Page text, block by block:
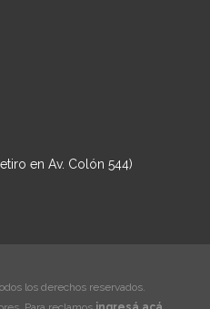
en Av. Colón 544)
los derechos reservados.